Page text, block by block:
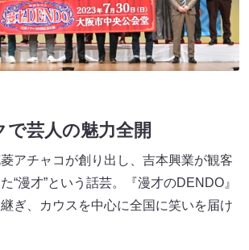
芸人の魅力全開
アチャコが創り出し、吉本興業が観客
“漫才”という話芸。『漫才のDENDO』
ぎ、カウスを中心に全国に笑いを届け